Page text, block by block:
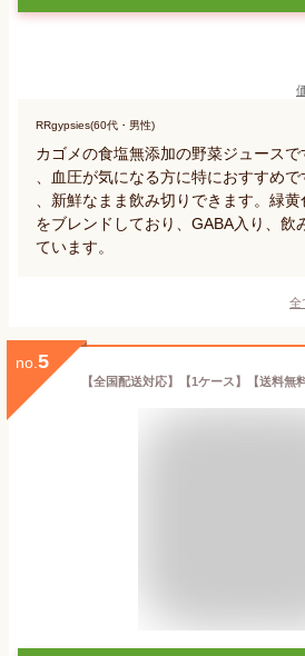
RRgypsies(60代・男性)
カゴメの食塩無添加の野菜ジュース
、血圧が気になる方に特におすすめ
、新鮮なまま飲み切りできます。緑
をブレンドしており、GABA入り、飲
ています。
全
no. 5